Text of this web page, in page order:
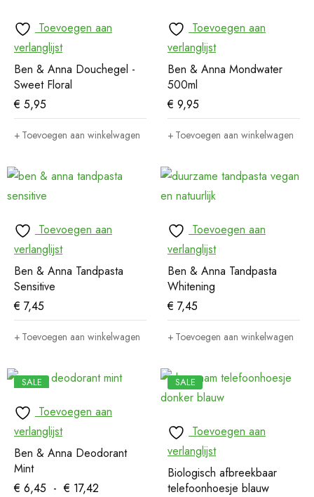
Toevoegen aan
verlanglijst
Ben & Anna Douchegel -
Sweet Floral
€ 5,95
Toevoegen aan winkelwagen
Toevoegen aan
verlanglijst
Ben & Anna Mondwater
500ml
€ 9,95
Toevoegen aan winkelwagen
Toevoegen aan
verlanglijst
Ben & Anna Tandpasta
Sensitive
€ 7,45
Toevoegen aan winkelwagen
Toevoegen aan
verlanglijst
Ben & Anna Tandpasta
Whitening
€ 7,45
Toevoegen aan winkelwagen
SALE
Toevoegen aan
verlanglijst
Ben & Anna Deodorant
Mint
€ 6,45 - € 17,42
SALE
Toevoegen aan
verlanglijst
Biologisch afbreekbaar
telefoonhoesje blauw